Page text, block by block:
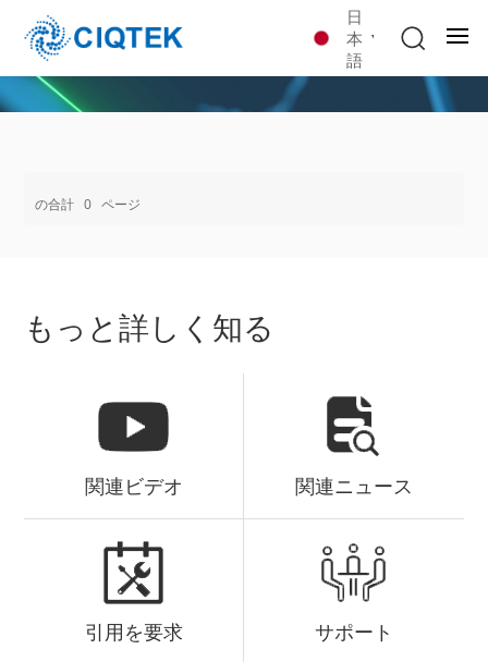
日
本
語
の合計 0 ページ
もっと詳しく知る
関連ビデオ 関連ニュース
引用を要求 サポート